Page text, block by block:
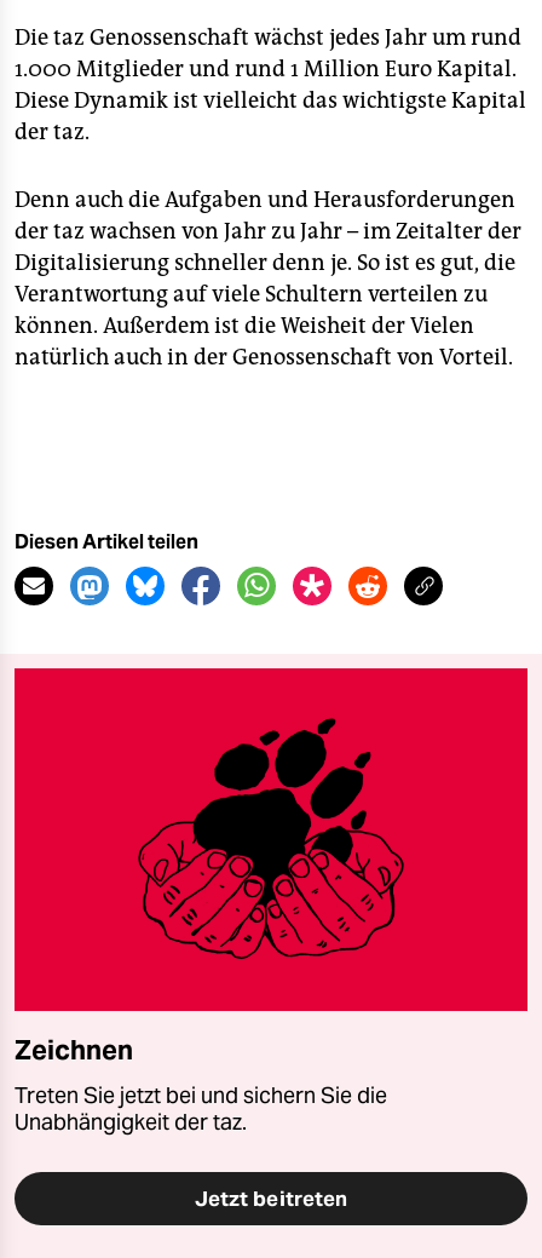
Die taz Genossenschaft wächst jedes Jahr um rund
1.000 Mitglieder und rund 1 Million Euro Kapital.
Diese Dynamik ist vielleicht das wichtigste Kapital
der taz.
Denn auch die Aufgaben und Herausforderungen
der taz wachsen von Jahr zu Jahr – im Zeitalter der
Digitalisierung schneller denn je. So ist es gut, die
Verantwortung auf viele Schultern verteilen zu
können. Außerdem ist die Weisheit der Vielen
natürlich auch in der Genossenschaft von Vorteil.
Diesen Artikel teilen
Zeichnen
Treten Sie jetzt bei und sichern Sie die
Unabhängigkeit der taz.
Jetzt beitreten